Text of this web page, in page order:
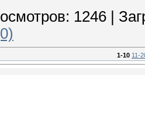
1246
1-10 11-